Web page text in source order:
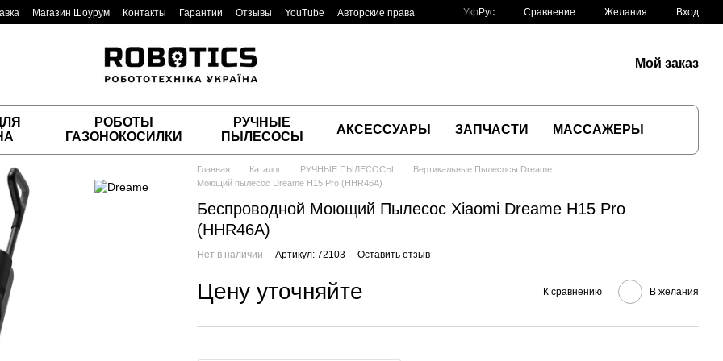
Магазин Шоурум Контакты Гарантии Отзывы YouTube
Авторские права
Укр Рус Сравнение Желания Вход
Мой заказ
РОБОТЫ
ГАЗОНОКОСИЛКИ
РУЧНЫЕ
ПЫЛЕСОСЫ
АКСЕССУАРЫ ЗАПЧАСТИ МАССАЖЕРЫ
Главная Каталог РУЧНЫЕ ПЫЛЕСОСЫ
Вертикальные Пылесосы Dreame
Моющий пылесос Dreame H15 Pro (HHR46A)
Беспроводной Моющий Пылесос Xiaomi Dreame H15 Pro
(HHR46A)
Нет в наличии Артикул: 72103 Оставить отзыв
Цену уточняйте К сравнению В желания